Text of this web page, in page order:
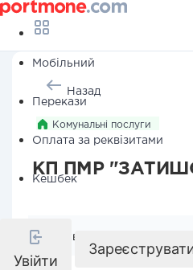
Мобільний
Перекази
Оплата за реквізитами
Кешбек
Увійти
Назад
Комунальні послуги
КП ПМР
Реквізити компанії